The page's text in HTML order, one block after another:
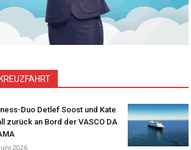
KREUZFAHRT
Duo Detlef Soost und Kate
zurück an Bord der VASCO DA
2026